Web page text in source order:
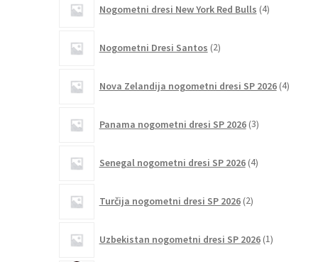
Nogometni dresi New York Red Bulls 4izdelki
Nogometni Dresi Santos 2izdelka
Nova Zelandija nogometni dresi SP 2026 4izdelki
Panama nogometni dresi SP 2026 3izdelki
Senegal nogometni dresi SP 2026 4izdelki
Turčija nogometni dresi SP 2026 2izdelka
Uzbekistan nogometni dresi SP 2026 1izdelek